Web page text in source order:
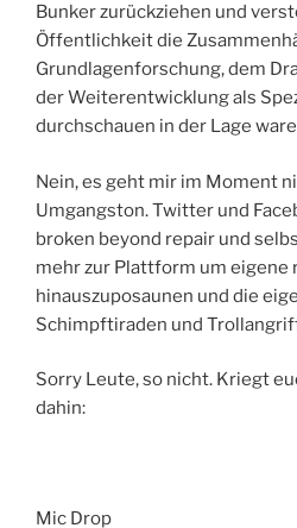
Bunker zurückziehen und
Öffentlichkeit die
Grundlagenforschung, dem
der Weiterentwicklung als
durchschauen in der Lage
Nein, es geht mir im Moment
Umgangston. Twitter und
broken beyond repair und
mehr zur Plattform um eigene
hinauszuposaunen und die
Schimpftiraden und
Sorry Leute, so nicht. Kriegt
dahin:
Mic Drop